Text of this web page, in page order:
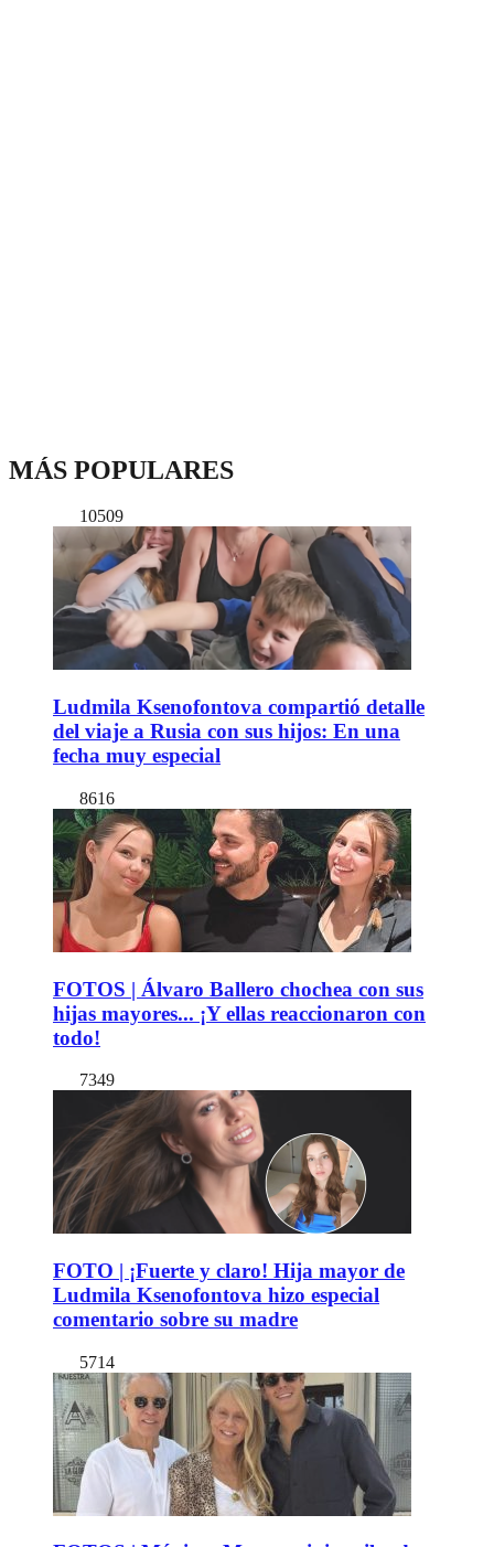
MÁS POPULARES
10509
Ludmila Ksenofontova compartió detalle
del viaje a Rusia con sus hijos: En una
fecha muy especial
8616
FOTOS | Álvaro Ballero chochea con sus
hijas mayores... ¡Y ellas reaccionaron con
todo!
7349
FOTO | ¡Fuerte y claro! Hija mayor de
Ludmila Ksenofontova hizo especial
comentario sobre su madre
5714